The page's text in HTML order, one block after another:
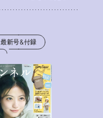
最新号＆付録